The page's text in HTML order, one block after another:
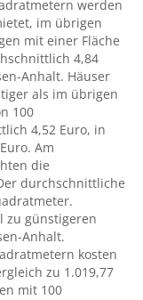
werden
im übrigen
mit einer Fläche
4,84
Anhalt. Häuser
als im übrigen
100
4,52 Euro, in
Am
die
durchschnittliche
zu günstigeren
Anhalt.
kosten
zu 1.019,77
mit 100